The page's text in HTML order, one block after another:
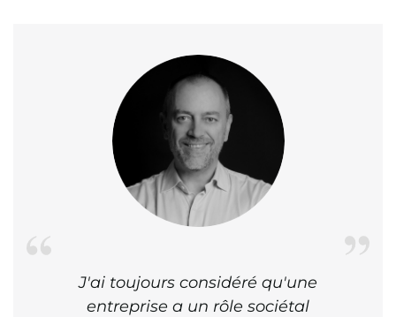
J'ai toujours considéré qu'une
entreprise a un rôle sociétal